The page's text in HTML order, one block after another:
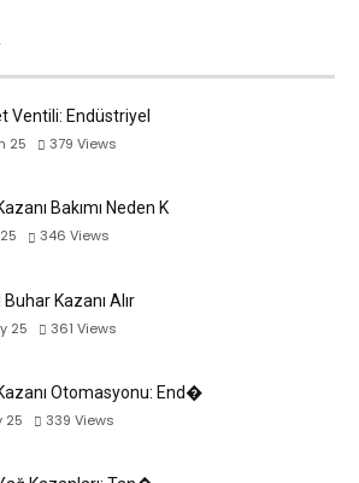
Ventili: Endüstriyel
25
379 Views
Bakımı Neden K
346 Views
Buhar Kazanı Alır
25
361 Views
Otomasyonu: End�
25
339 Views